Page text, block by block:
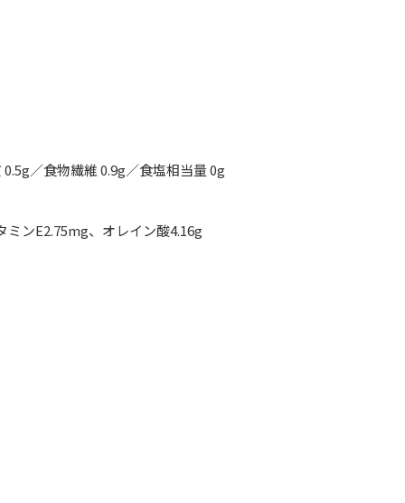
／食物繊維 0.9g／食塩相当量 0g
ンE2.75mg、オレイン酸4.16g